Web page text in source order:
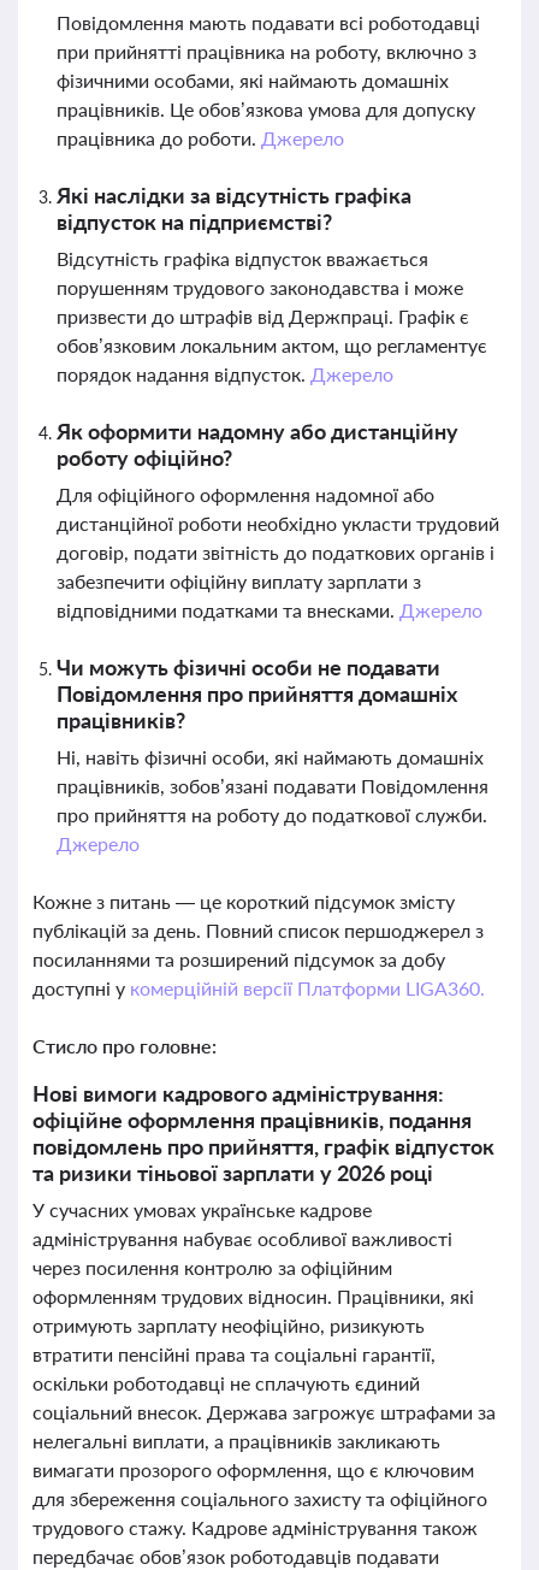
Повідомлення мають подавати всі роботодавці
при прийнятті працівника на роботу, включно з
фізичними особами, які наймають домашніх
працівників. Це обов’язкова умова для допуску
працівника до роботи. Джерело
Які наслідки за відсутність графіка
відпусток на підприємстві?
Відсутність графіка відпусток вважається
порушенням трудового законодавства і може
призвести до штрафів від Держпраці. Графік є
обов’язковим локальним актом, що регламентує
порядок надання відпусток. Джерело
Як оформити надомну або дистанційну
роботу офіційно?
Для офіційного оформлення надомної або
дистанційної роботи необхідно укласти трудовий
договір, подати звітність до податкових органів і
забезпечити офіційну виплату зарплати з
відповідними податками та внесками. Джерело
Чи можуть фізичні особи не подавати
Повідомлення про прийняття домашніх
працівників?
Ні, навіть фізичні особи, які наймають домашніх
працівників, зобов’язані подавати Повідомлення
про прийняття на роботу до податкової служби.
Джерело
Кожне з питань — це короткий підсумок змісту
публікацій за день. Повний список першоджерел з
посиланнями та розширений підсумок за добу
доступні у комерційній версії Платформи LIGA360.
Стисло про головне:
Нові вимоги кадрового адміністрування:
офіційне оформлення працівників, подання
повідомлень про прийняття, графік відпусток
та ризики тіньової зарплати у 2026 році
У сучасних умовах українське кадрове
адміністрування набуває особливої важливості
через посилення контролю за офіційним
оформленням трудових відносин. Працівники, які
отримують зарплату неофіційно, ризикують
втратити пенсійні права та соціальні гарантії,
оскільки роботодавці не сплачують єдиний
соціальний внесок. Держава загрожує штрафами за
нелегальні виплати, а працівників закликають
вимагати прозорого оформлення, що є ключовим
для збереження соціального захисту та офіційного
трудового стажу. Кадрове адміністрування також
передбачає обов’язок роботодавців подавати